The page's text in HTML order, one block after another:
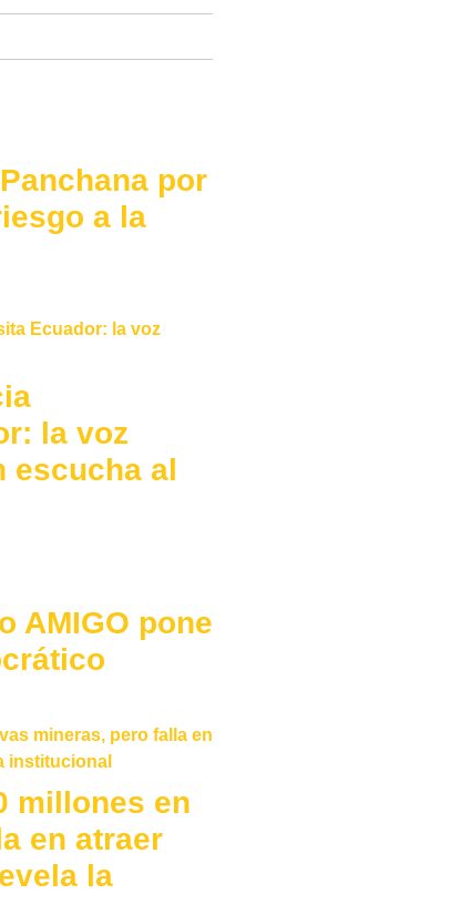
por
a la
la voz
escucha al
AMIGO pone
millones en
en atraer
la